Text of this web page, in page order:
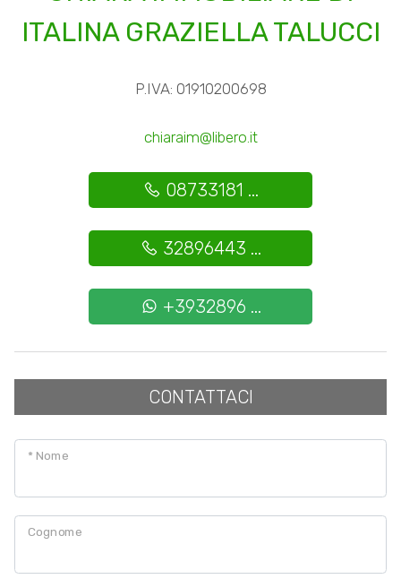
ITALINA GRAZIELLA TALUCCI
P.IVA: 01910200698
chiaraim@libero.it
08733181 ...
32896443 ...
+3932896 ...
CONTATTACI
* Nome
Cognome